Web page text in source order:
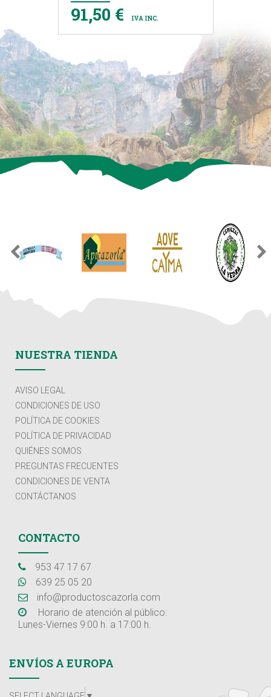
91,50 € IVA INC.
NUESTRA TIENDA
AVISO LEGAL
CONDICIONES DE USO
POLÍTICA DE COOKIES
POLÍTICA DE PRIVACIDAD
QUIÉNES SOMOS
PREGUNTAS FRECUENTES
CONDICIONES DE VENTA
CONTÁCTANOS
CONTACTO
953 47 17 67
639 25 05 20
info@productoscazorla.com
Horario de atención al público:
Lunes-Viernes 9:00 h. a 17:00 h.
ENVÍOS A EUROPA